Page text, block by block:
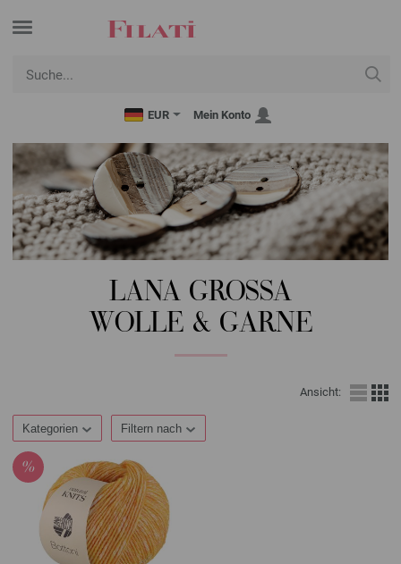
EUR Mein Konto
LANA GROSSA
WOLLE & GARNE
Ansicht:
Kategorien Filtern nach